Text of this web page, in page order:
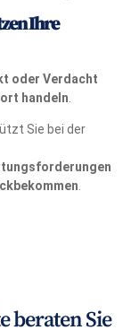
Ihre
oder Verdacht
handeln
Sie bei der
beraten Sie